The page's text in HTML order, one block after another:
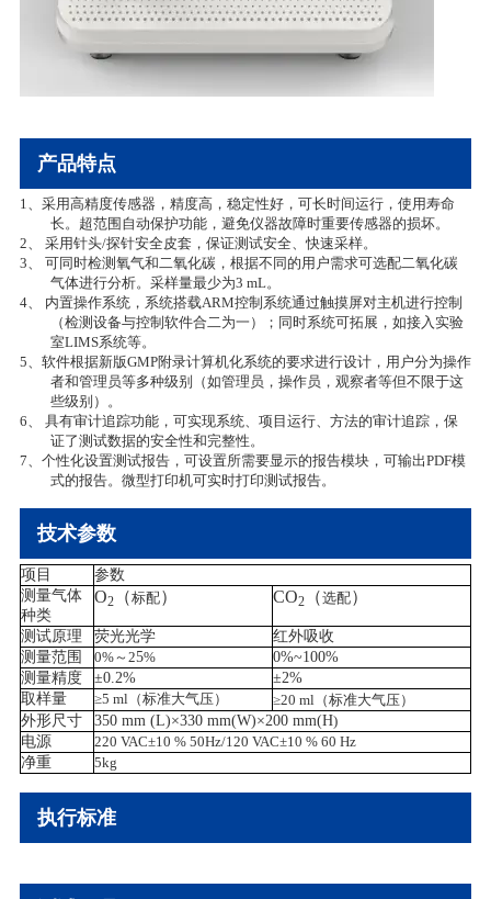
产品特点
1、采用高精度传感器， 精度高，稳定性好，可长时间运行，使用寿命
长。 超范围自动保护功能，避免仪器故障时重要传感器的损坏。
2、 采用针头/探针安全皮套 ，保证测试安全、快速采样。
3、 可同时检测氧气和二氧化碳，根据不同的用户需求可选配二氧化碳
气体进行分析。采样量最少为3 mL。
4、 内置操作系统，系统搭载ARM控制系统通过触摸屏对主机进行控制
（检测设备与控制软件合二为一）；同时系统可拓展，如接入实验
室LIMS系统等。
5、 软件根据新版GMP附录计算机化系统的要求进行设计，用户分为操作
者和管理员等多种级别（如管理员，操作员，观察者等但不限于这
些级别）。
6、 具有审计追踪功能，可实现系统、项目运行、方法的审计追踪，保
证了测试数据的安全性和完整性。
7、 个性化设置测试报告，可设置所需要显示的报告模块，可输出PDF模
式的报告。微型打印机可实时打印测试报告。
技术参数
项目
参数
测量气体
种类
O2（标配） CO2（选配）
测试原理 荧光光学
红外吸收
测量范围
0%～ 25%
0%~100%
测量精度
±0.2%
±2%
取样量
≥5 ml（标准大气压） ≥20 ml（标准大气压）
外形尺寸
350 mm (L)×330 mm(W)×200 mm(H)
电源
220 VAC±10 % 50Hz/120 VAC±10 % 60 Hz
净重
5kg
执行标准